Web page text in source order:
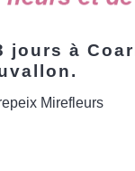
jours à
Mirefleurs